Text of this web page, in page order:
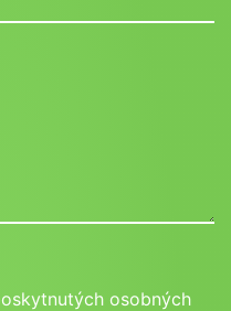
osobných